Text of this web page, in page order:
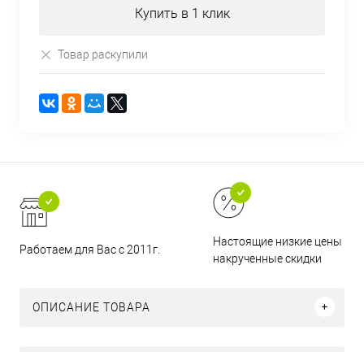
Купить в 1 клик
Товар раскупили
Работаем для Вас с 2011г.
Настоящие низкие цены и
накрученные скидки
ОПИСАНИЕ ТОВАРА